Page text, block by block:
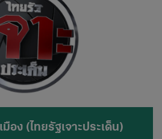
มือง (ไทยรัฐเจาะประเด็น)